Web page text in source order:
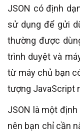
JSON có định
sử dụng để gửi
thường được
trình duyệt và
từ máy chủ bạn
tượng JavaScript
JSON là một
nên bạn chỉ cần